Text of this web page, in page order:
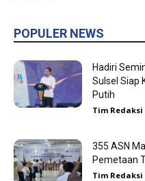
POPULER NEWS
Hadiri
Sulsel Siap
Putih
Tim Redaksi
355 ASN
Pemetaan
Tim Redaksi